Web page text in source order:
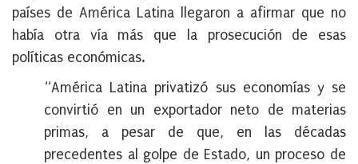
países de América Latina llegaron a afirmar que no
había otra vía más que la prosecución de esas
políticas económicas.
“América Latina privatizó sus economías y se
convirtió en un exportador neto de materias
primas, a pesar de que, en las décadas
precedentes al golpe de Estado, un proceso de